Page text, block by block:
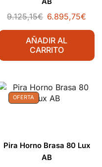
9.125,15€ 6.895,75€
AÑADIR AL
CARRITO
OFERTA
Pira Horno Brasa 80 Lux
AB